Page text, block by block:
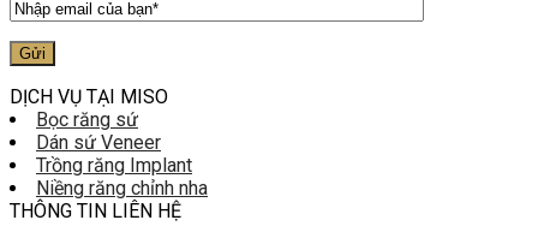
DỊCH VỤ TẠI MISO
Bọc răng sứ
Dán sứ Veneer
Trồng răng Implant
Niềng răng chỉnh nha
THÔNG TIN LIÊN HỆ